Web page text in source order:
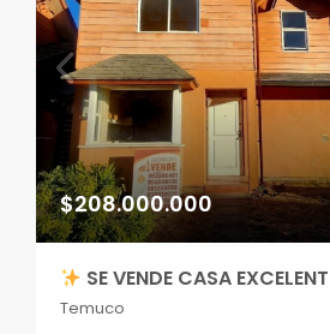
$208.000.000
SE VENDE CASA EXCELENTE OPORTUNIDAD EN
Temuco